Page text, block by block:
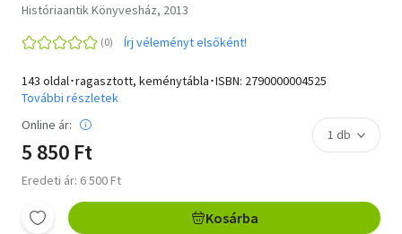
Históriaantik Könyvesház, 2013
Írj véleményt elsőként!
143 oldal･ragasztott, keménytábla･ISBN: 2790000004525
További részletek
Online ár:
5 850 Ft
Eredeti ár: 6 500 Ft
Kosárba